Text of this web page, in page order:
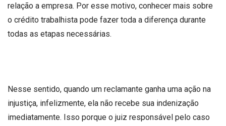
relação a empresa. Por esse motivo, conhecer mais sobre
o crédito trabalhista pode fazer toda a diferença durante
todas as etapas necessárias.
Nesse sentido, quando um reclamante ganha uma ação na
injustiça, infelizmente, ela não recebe sua indenização
imediatamente. Isso porque o juiz responsável pelo caso